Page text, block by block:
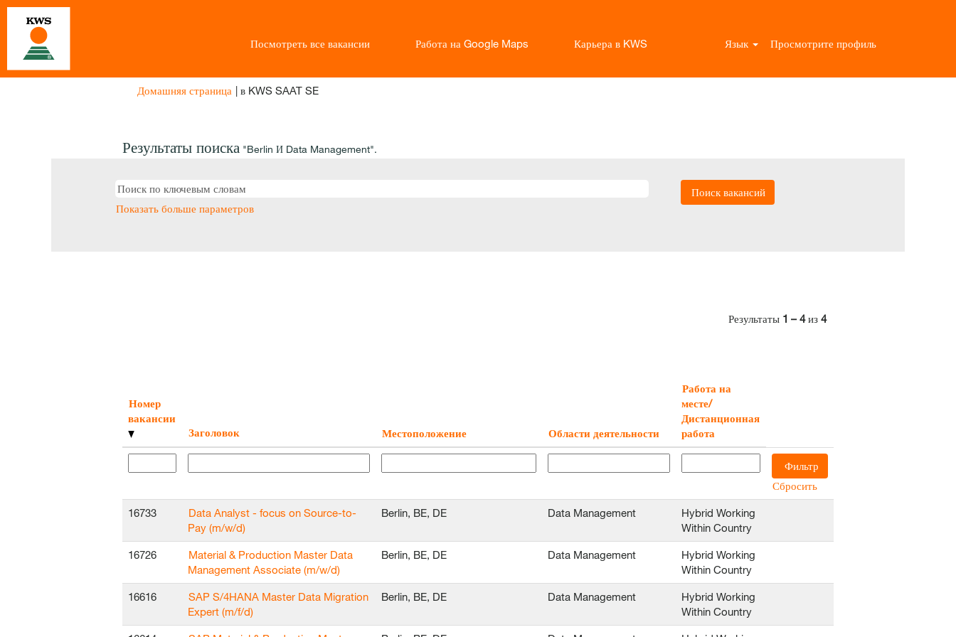
Посмотреть все вакансии Работа на Google Maps Карьера в KWS Язык Просмотрите профиль
Домашняя страница | в KWS SAAT SE(текущая
Результаты поиска "Berlin И Data Management".
Показать больше параметров
Результаты 1 – 4из 4
Номер
вакансии
Заголовок
Местоположение Области деятельности
Работа на
месте/
Дистанционная
работа
Сбросить
16733
Data Analyst - focus on Source-to-
Pay (m/w/d)
Berlin, BE, DE Data Management
Hybrid Working
Within Country
16726
Material & Production Master Data
Management Associate (m/w/d)
Berlin, BE, DE Data Management
Hybrid Working
Within Country
16616
SAP S/4HANA Master Data Migration
Expert (m/f/d)
Berlin, BE, DE Data Management
Hybrid Working
Within Country